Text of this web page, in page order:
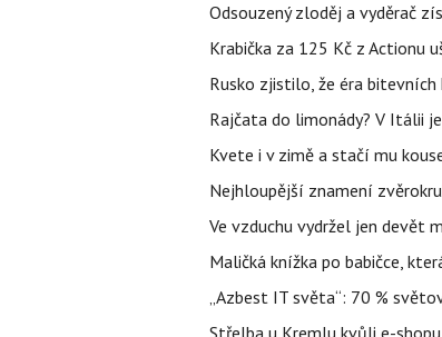
Odsouzený zloděj a vyděrač
Krabička za 125 Kč z Actionu
Rusko zjistilo, že éra
Rajčata do limonády? V Itálii
Kvete i v zimě a stačí mu
Nejhloupější znamení
Ve vzduchu vydržel jen devět
Maličká knížka po babičce,
„Azbest IT světa“: 70 %